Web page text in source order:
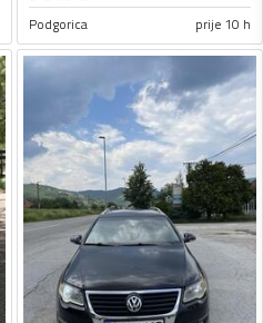
Podgorica prije 10 h